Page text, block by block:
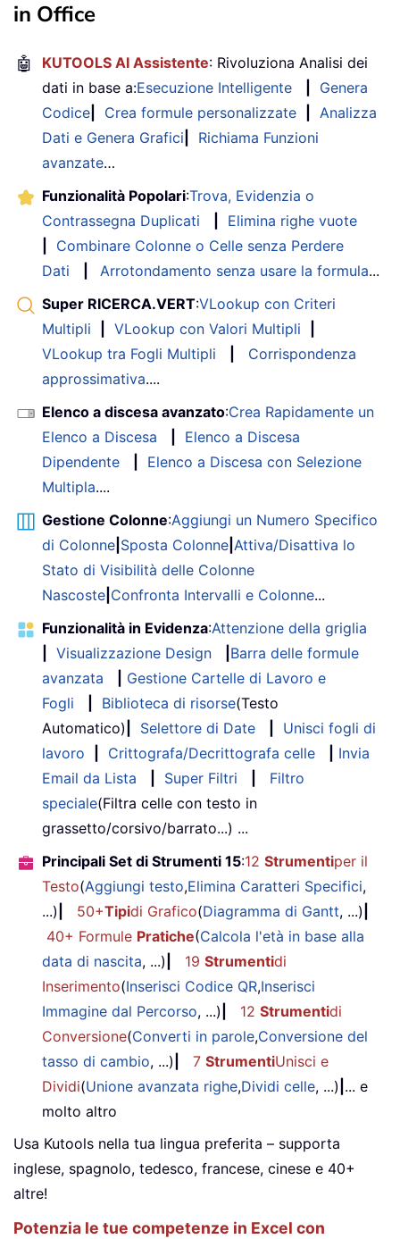
in Office
🤖 KUTOOLS AI Assistente: Rivoluziona Analisi dei
dati in base a:Esecuzione Intelligente
Genera
Codice
Crea formule personalizzate
Analizza
Dati e Genera Grafici
Richiama Funzioni
avanzate…
Funzionalità Popolari:Trova, Evidenzia o
Contrassegna Duplicati
Elimina righe vuote
Combinare Colonne o Celle senza Perdere
Dati
Arrotondamento senza usare la formula...
Super RICERCA.VERT:VLookup con Criteri
Multipli
VLookup con Valori Multipli
VLookup tra Fogli Multipli
Corrispondenza
approssimativa....
Elenco a discesa avanzato:Crea Rapidamente un
Elenco a Discesa
Elenco a Discesa
Dipendente
Elenco a Discesa con Selezione
Multipla....
Gestione Colonne:Aggiungi un Numero Specifico
di Colonne Sposta Colonne Attiva/Disattiva lo
Stato di Visibilità delle Colonne
Nascoste Confronta Intervalli e Colonne...
Funzionalità in Evidenza:Attenzione della griglia
Visualizzazione Design
Barra delle formule
avanzata
Gestione Cartelle di Lavoro e
Fogli
Biblioteca di risorse(Testo
Automatico)
Selettore di Date
Unisci fogli di
lavoro
Crittografa/Decrittografa celle
Invia
Email da Lista
Super Filtri
Filtro
speciale(Filtra celle con testo in
grassetto/corsivo/barrato...) ...
Principali Set di Strumenti 15:12 Strumentiper il
Testo(Aggiungi testo,Elimina Caratteri Specifici,
...)
50+Tipidi Grafico(Diagramma di Gantt, ...)
40+ Formule Pratiche(Calcola l'età in base alla
data di nascita, ...) 19 Strumentidi
Inserimento(Inserisci Codice QR,Inserisci
Immagine dal Percorso, ...) 12 Strumentidi
Conversione(Converti in parole,Conversione del
tasso di cambio, ...) 7 StrumentiUnisci e
Dividi(Unione avanzata righe,Dividi celle, ...) ... e
molto altro
Usa Kutools nella tua lingua preferita – supporta
inglese, spagnolo, tedesco, francese, cinese e 40+
altre!
Potenzia le tue competenze in Excel con